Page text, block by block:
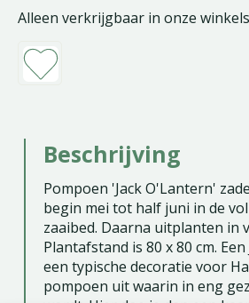
Alleen verkrijgbaar in onze
Beschrijving
Pompoen 'Jack O'Lantern'
begin mei tot half juni in de
zaaibed. Daarna uitplanten in
Plantafstand is 80 x 80 cm.
een typische decoratie voor
pompoen uit waarin in eng